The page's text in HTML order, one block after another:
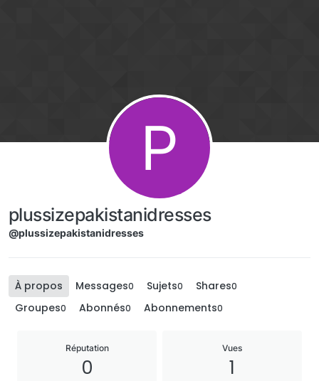
P
plussizepakistanidresses
@plussizepakistanidresses
À propos Messages0 Sujets0 Shares0
Groupes0 Abonnés0 Abonnements0
Réputation
0
Vues
1